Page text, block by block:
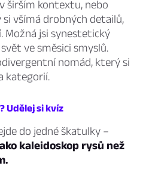
širším kontextu, nebo
všímá drobných detailů,
jsi synestetický
ve směsici smyslů.
nomád, který si
kategorií.
Udělej si kvíz
do jedné škatulky –
kaleidoskop rysů než